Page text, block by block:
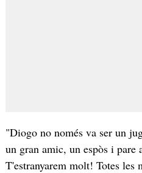
"Diogo no només va ser un
un gran amic, un espòs i pare
T'estranyarem molt! Totes les